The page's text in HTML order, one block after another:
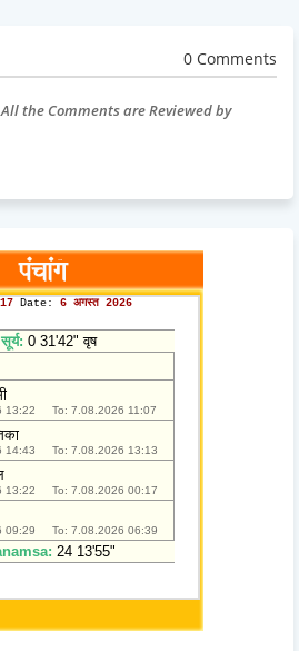
0 Comments
the Comments are Reviewed by